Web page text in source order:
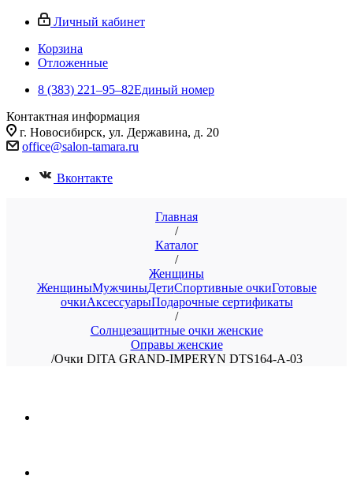
Личный кабинет
Корзина
Отложенные
8 (383) 221‒95‒82Единый номер
Контактная информация
г. Новосибирск, ул. Державина, д. 20
office@salon-tamara.ru
Вконтакте
Главная
/
Каталог
/
Женщины
ЖенщиныМужчиныДетиСпортивные очкиГотовые
очкиАксессуарыПодарочные сертификаты
/
Солнцезащитные очки женские
Оправы женские
/Очки DITA GRAND-IMPERYN DTS164-A-03